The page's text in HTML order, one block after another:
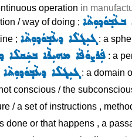
operation in
/ way of doing ; ܒܥܵܒ݂ܘܿܕܘܼܬܵܐ
; ܓܝܼܓ݂ܠܵܐ ܕܥܵܒ݂ܘܿܕܘܼܬܵܐ: a
ܦܲܪܨܘܿܦܵܐ ܡܗܝܼܪܵܐ ܒܚܲܩܠܵܐ : a
ܓܝܼܓ݂ܠܵܐ ܕܥܵܒ݂ܘܿܕܘܼܬܵܐ: a domain
conscious / the
/ a set of instructions ,
done or that happens , a